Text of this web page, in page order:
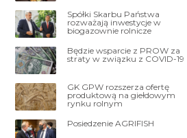
Spółki Skarbu Państwa
rozważają inwestycje w
biogazownie rolnicze
Będzie wsparcie z PROW za
straty w związku z COVID-19
GK GPW rozszerza ofertę
produktową na giełdowym
rynku rolnym
Posiedzenie AGRIFISH